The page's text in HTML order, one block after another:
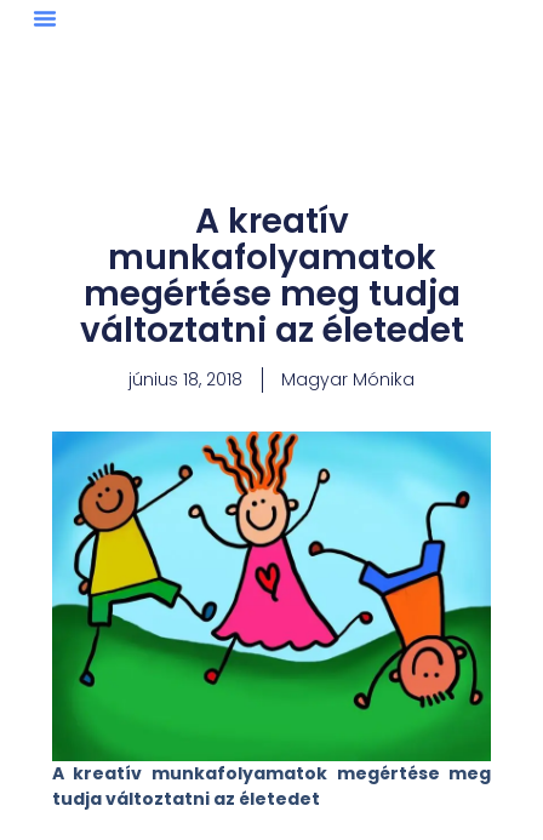
A kreatív
munkafolyamatok
megértése meg tudja
változtatni az életedet
június 18, 2018 Magyar Mónika
A kreatív munkafolyamatok megértése meg
tudja változtatni az életedet